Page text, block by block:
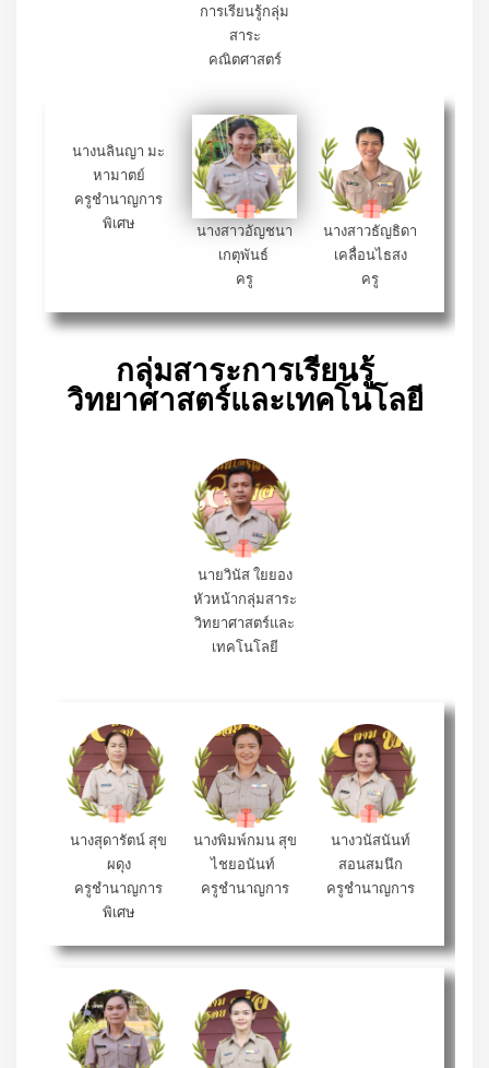
การเรียนรู้กลุ่ม
สาระ
คณิตศาสตร์
นางนลินญา มะ
นางสาวอัญชนา
เกตุพันธ์
ครู
นางสาวธัญธิดา
เคลื่อนไธสง
ครู
กลุ่มสาระการเรียนรู้
วิทยาศาสตร์และเทคโนโลยี
นายวินัส ใยยอง
หัวหน้ากลุ่มสาระ
วิทยาศาสตร์และ
นางสุดารัตน์ สุข
ผดุง
ครูชำนาญการ
นางพิมพ์กมน สุข
ไชยอนันท์
นางวนัสนันท์
สอนสมนึก